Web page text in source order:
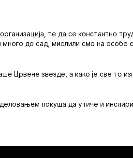
те да се константно
до сад, мислили смо на особе
Црвене звезде, а како је све то
покуша да утиче и